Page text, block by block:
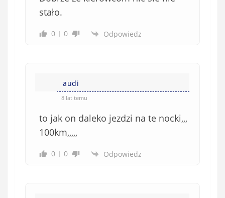
stało.
0 0 Odpowiedz
audi
8 lat temu
to jak on daleko jezdzi na te nocki,,,
100km,,,,,
0 0 Odpowiedz